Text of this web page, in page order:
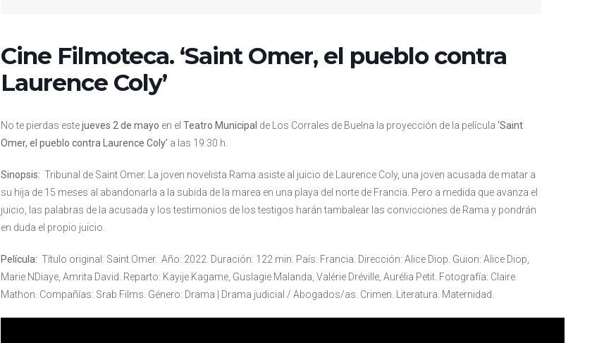
Cine Filmoteca. ‘Saint Omer, el pueblo contra
Laurence Coly’
No te pierdas estejueves 2 de mayo en el Teatro Municipal de Los Corrales de Buelna la proyección de la película ‘Saint
Omer, el pueblo contra Laurence Coly’ a las 19:30 h.
Sinopsis: Tribunal de Saint Omer. La joven novelista Rama asiste al juicio de Laurence Coly, una joven acusada de matar a
su hija de 15 meses al abandonarla a la subida de la marea en una playa del norte de Francia. Pero a medida que avanza el
juicio, las palabras de la acusada y los testimonios de los testigos harán tambalear las convicciones de Rama y pondrán
en duda el propio juicio.
Película: Título original: Saint Omer. Año: 2022. Duración: 122 min. País: Francia. Dirección: Alice Diop. Guion: Alice Diop,
Marie NDiaye, Amrita David. Reparto: Kayije Kagame, Guslagie Malanda, Valérie Dréville, Aurélia Petit. Fotografía: Claire
Mathon. Compañías: Srab Films. Género: Drama | Drama judicial / Abogados/as. Crimen. Literatura. Maternidad.